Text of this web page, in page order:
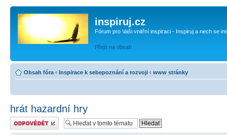
inspiruj.cz
Fórum pro Vaši vnitřní inspiraci - Inspiruj a nech se
Přejít na obsah
Obsah fóra ‹ Inspirace k sebepoznání a rozvoji ‹ www stránky
hrát hazardní hry
Odeslat odpověď